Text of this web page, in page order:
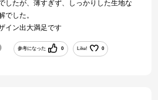
したが、薄すぎず、しっかりした生地な
でした。
イン出大満足です
参考になった 0 Like! 0